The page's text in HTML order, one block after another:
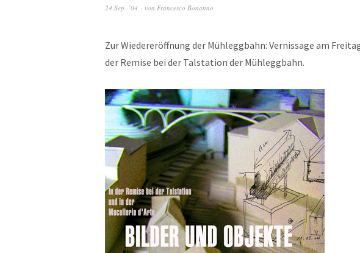
24 Sep. ’04 von Francesco Bonanno
Zur Wiedereröffnung der Mühleggbahn: Vernissage am
der Remise bei der Talstation der Mühleggbahn.